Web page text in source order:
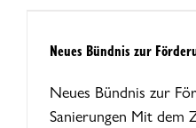
Neues Bündnis zur
Neues Bündnis zur
Sanierungen Mit dem